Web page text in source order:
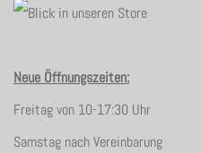
Neue Öffnungszeiten:
Freitag von 10-17:30 Uhr
Samstag nach Vereinbarung